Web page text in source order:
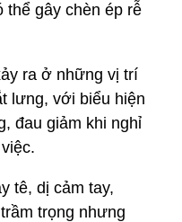
thể gây chèn ép rễ
ra ở những vị trí
lưng, với biểu hiện
đau giảm khi nghỉ
tê, dị cảm tay,
trọng nhưng